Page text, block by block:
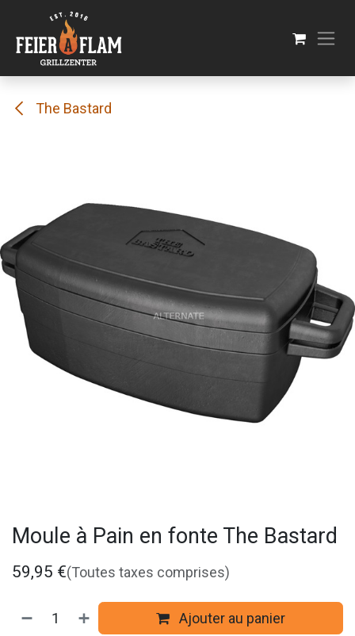
Se rendre au contenu
The Bastard
Moule à Pain en fonte The Bastard
59,95 €(Toutes taxes comprises)
Ajouter au panier